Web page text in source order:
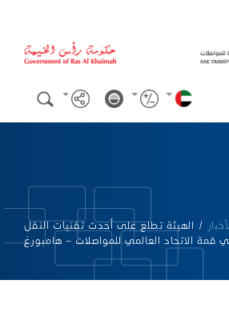
/ الهيئة تطلع على أحدث تقنيات النقل
الاتحاد العالمي للمواصلات – هامبورغ